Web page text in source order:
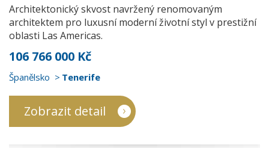
Architektonický skvost navržený renomovaným
architektem pro luxusní moderní životní styl v prestižní
oblasti Las Americas.
106 766 000 Kč
Španělsko Tenerife
Zobrazit detail